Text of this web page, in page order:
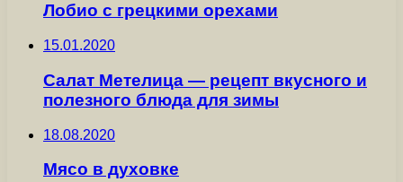
Лобио с грецкими орехами
15.01.2020
Салат Метелица — рецепт вкусного и
полезного блюда для зимы
18.08.2020
Мясо в духовке